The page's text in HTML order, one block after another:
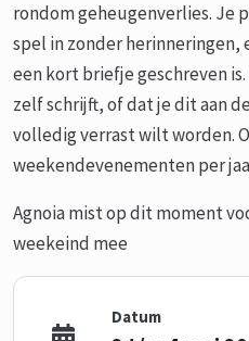
rondom geheugenverlies. Je
spel in zonder herinneringen,
een kort briefje geschreven
zelf schrijft, of dat je dit aan
volledig verrast wilt worden.
weekendevenementen per
Agnoia mist op dit moment
weekeind mee
Datum